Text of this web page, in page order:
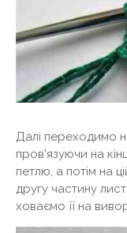
Далі переходимо
пров'язуючи на
петлю, а потім на
другу частину
ховаємо її на